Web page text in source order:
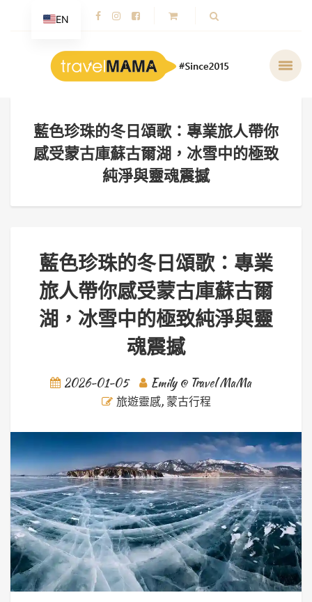
藍色珍珠的冬日頌歌：專業旅人帶你
感受蒙古庫蘇古爾湖，冰雪中的極致
純淨與靈魂震撼
藍色珍珠的冬日頌歌：專業
旅人帶你感受蒙古庫蘇古爾
湖，冰雪中的極致純淨與靈
魂震撼
2026-01-05
Emily @ Travel MaMa
旅遊靈感, 蒙古行程
EN